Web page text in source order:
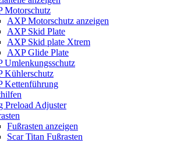
Motorschutz
AXP Motorschutz anzeigen
AXP Skid Plate
AXP Skid plate Xtrem
AXP Glide Plate
Umlenkungsschutz
Kühlerschutz
Kettenführung
Preload Adjuster
Fußrasten anzeigen
Scar Titan Fußrasten